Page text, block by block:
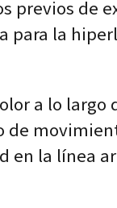
previos de
para la
a lo
de
en la línea